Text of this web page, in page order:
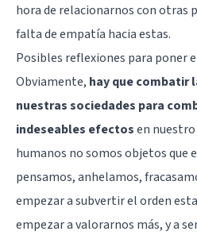
hora de relacionarnos con otras
falta de empatía hacia estas.
Posibles reflexiones para poner
Obviamente, hay que combatir
nuestras sociedades para
indeseables efectosen
humanos no somos objetos que
pensamos, anhelamos,
empezar a subvertir el orden
empezar a valorarnos más, y a